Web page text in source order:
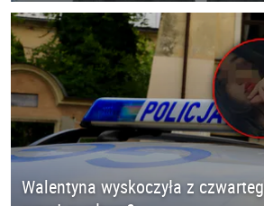
Walentyna wyskoczyła z